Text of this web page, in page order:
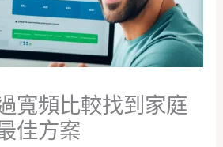
寬頻比較找到家庭
佳方案